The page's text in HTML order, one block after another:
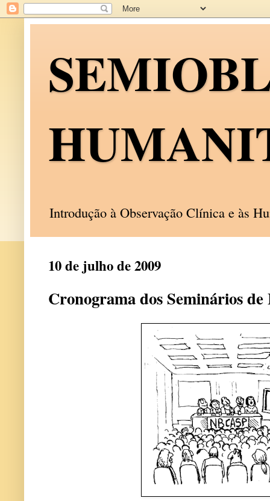
Introdução à Observação Clínica e às
10 de julho de 2009
Cronograma dos Seminários